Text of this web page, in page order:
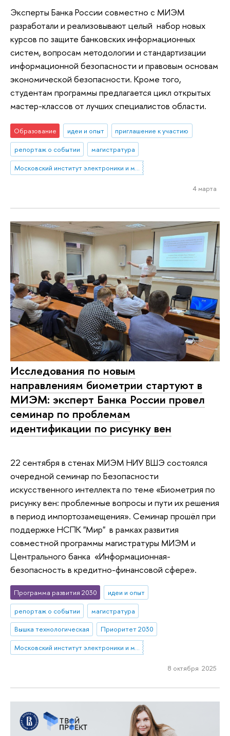
Эксперты Банка России совместно с МИЭМ
разработали и реализовывают целый набор новых
курсов по защите банковских информационных
систем, вопросам методологии и стандартизации
информационной безопасности и правовым основам
экономической безопасности. Кроме того,
студентам программы предлагается цикл открытых
мастер-классов от лучших специалистов области.
Образование идеи и опыт
приглашение к участию
репортаж о событии
магистратура
Московский институт электроники и математики им. А.Н. Тихонова
4 марта
Исследования по новым
направлениям биометрии стартуют в
МИЭМ: эксперт Банка России провел
семинар по проблемам
идентификации по рисунку вен
22 сентября в стенах МИЭМ НИУ ВШЭ состоялся
очередной семинар по Безопасности
искусственного интеллекта по теме «Биометрия по
рисунку вен: проблемные вопросы и пути их решения
в период импортозамещения». Семинар прошёл при
поддержке НСПК "Мир" в рамках развития
совместной программы магистратуры МИЭМ и
Центрального банка «Информационная-
безопасность в кредитно-финансовой сфере».
Программа развития 2030
идеи и опыт
репортаж о событии
магистратура
Вышка технологическая
Приоритет 2030
Московский институт электроники и математики им. А.Н. Тихонова
8 октября 2025